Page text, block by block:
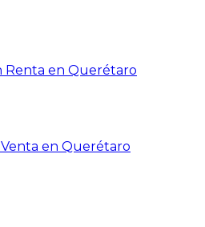
Renta en Querétaro
Venta en Querétaro